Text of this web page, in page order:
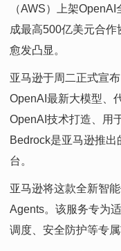
（AWS）上架
成最高500亿美元合
愈发凸显。
亚马逊于周二正式宣
OpenAI最新大模型、
OpenAI技术打造、用
Bedrock是亚马逊推
台。
亚马逊将这款全新智
Agents。该服务专为
调度、安全防护等专属